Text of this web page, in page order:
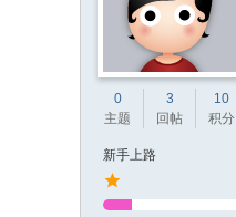
0
主题
3
回帖
10
积分
新手上路